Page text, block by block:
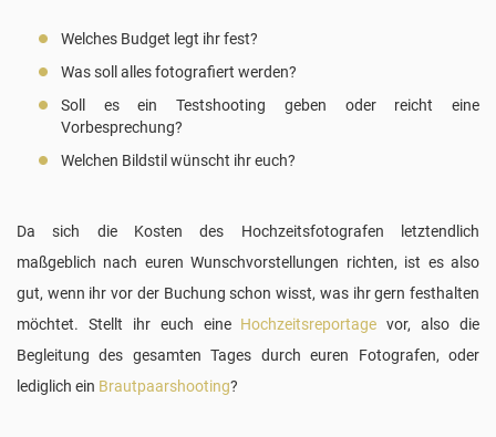
Welches Budget legt ihr fest?
Was soll alles fotografiert werden?
Soll es ein Testshooting geben oder reicht eine
Vorbesprechung?
Welchen Bildstil wünscht ihr euch?
Da sich die Kosten des Hochzeitsfotografen letztendlich
maßgeblich nach euren Wunschvorstellungen richten, ist es also
gut, wenn ihr vor der Buchung schon wisst, was ihr gern festhalten
möchtet. Stellt ihr euch eine Hochzeitsreportage vor, also die
Begleitung des gesamten Tages durch euren Fotografen, oder
lediglich ein Brautpaarshooting?